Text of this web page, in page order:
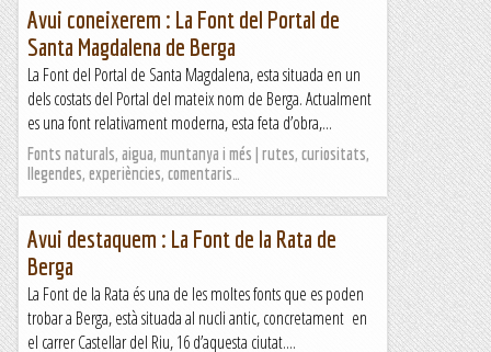
Avui coneixerem : La Font del Portal de
Santa Magdalena de Berga
La Font del Portal de Santa Magdalena, esta situada en un
dels costats del Portal del mateix nom de Berga. Actualment
es una font relativament moderna, esta feta d’obra,...
Fonts naturals, aigua, muntanya i més | rutes, curiositats,
llegendes, experiències, comentaris…
Avui destaquem : La Font de la Rata de
Berga
La Font de la Rata és una de les moltes fonts que es poden
trobar a Berga, està situada al nucli antic, concretament en
el carrer Castellar del Riu, 16 d’aquesta ciutat....